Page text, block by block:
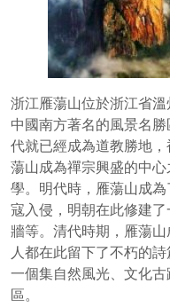
浙江雁蕩山位於浙江省
中國南方著名的風景名
代就已經成為道教勝地
蕩山成為禪宗興盛的中
學。明代時，雁蕩山成
寇入侵，明朝在此修建
牆等。清代時期，雁蕩
人都在此留下了不朽的
一個集自然風光、文化
區。